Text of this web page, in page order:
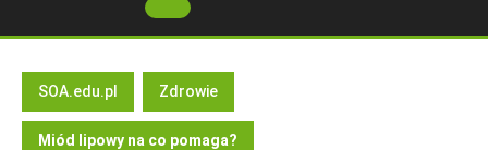
Open
Button
SOA.edu.pl Zdrowie
Miód lipowy na co pomaga?